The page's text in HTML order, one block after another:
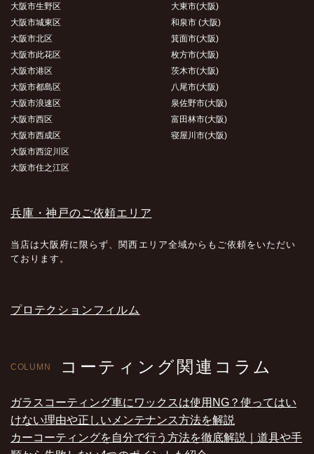
大阪市生野区
大阪市城東区
大阪市北区
大阪市此花区
大阪市港区
大阪市都島区
大阪市浪速区
大阪市西区
大阪市西成区
大阪市西淀川区
大阪市住之江区
大東市(大阪)
和泉市 (大阪)
箕面市(大阪)
枚方市(大阪)
茨木市(大阪)
八尾市(大阪)
泉佐野市(大阪)
富田林市(大阪)
寝屋川市(大阪)
兵庫・神戸のご依頼エリア
当店は大阪府に限らず、関西エリア全域からもご依頼をいただい
ております。
プロテクションフィルム
COLUMN コーティング関連コラム
ガラスコーティング車にワックスは使用NG？使ってはい
けない理由や正しいメンテナンス方法を解説
カーコーティングを自分で行う方法を徹底解説｜道具や手